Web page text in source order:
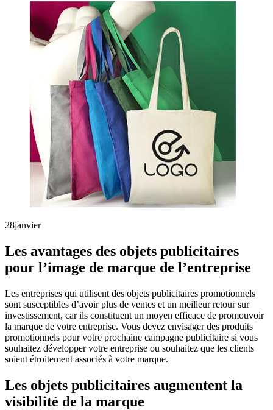
28janvier
Les avantages des objets publicitaires
pour l’image de marque de l’entreprise
Les entreprises qui utilisent des objets publicitaires promotionnels
sont susceptibles d’avoir plus de ventes et un meilleur retour sur
investissement, car ils constituent un moyen efficace de promouvoir
la marque de votre entreprise. Vous devez envisager des produits
promotionnels pour votre prochaine campagne publicitaire si vous
souhaitez développer votre entreprise ou souhaitez que les clients
soient étroitement associés à votre marque.
Les objets publicitaires augmentent la
visibilité de la marque